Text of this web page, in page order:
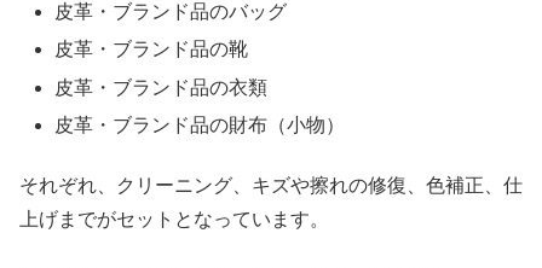
皮革・ブランド品のバッグ
皮革・ブランド品の靴
皮革・ブランド品の衣類
皮革・ブランド品の財布（小物）
それぞれ、クリーニング、キズや擦れの修復、色補正、仕
上げまでがセットとなっています。